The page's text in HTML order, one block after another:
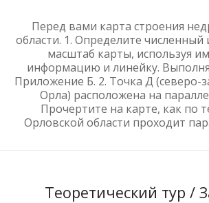
Перед вами карта строения
области. 1. Определите
масштаб карты, используя
информацию и линейку.
Приложение Б. 2. Точка Д (северо-
Орла) расположена на
Прочертите на карте, как по
Орловской области проходит
Теоретический тур /